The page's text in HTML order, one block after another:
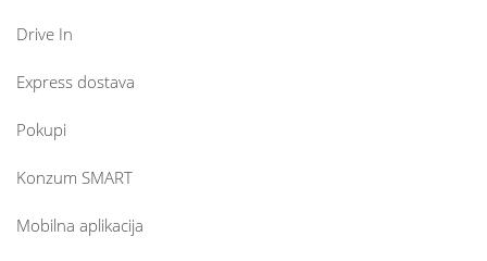
Drive In
Express dostava
Pokupi
Konzum SMART
Mobilna aplikacija